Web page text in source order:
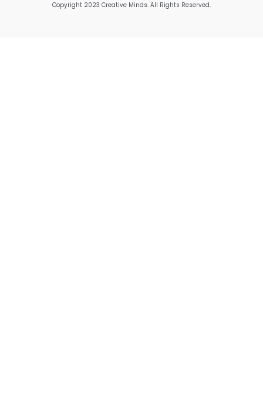
Copyright 2023 Creative Minds. All Rights Reserved.